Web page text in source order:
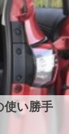
使い勝手